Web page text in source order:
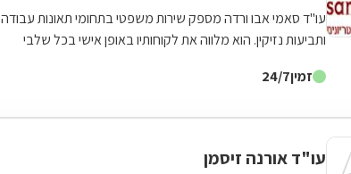
עו"ד סאמי אבו ורדה מספק שירות משפטי בתחומי תאונות עבודה
ותביעות נזיקין. הוא מלווה את לקוחותיו באופן אישי בכל שלבי
זמין24/7
עו"ד אורנה זיסמן